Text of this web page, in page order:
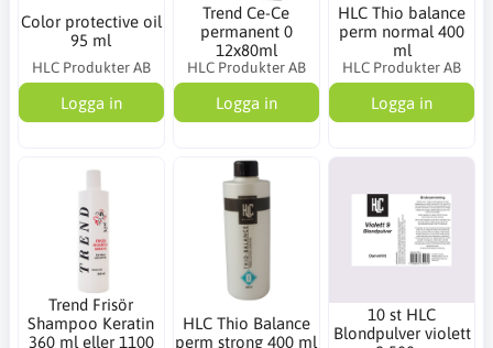
Color protective oil
95 ml
HLC Produkter AB
Logga in
Trend Ce-Ce
permanent 0
12x80ml
HLC Produkter AB
Logga in
HLC Thio balance
perm normal 400
ml
HLC Produkter AB
Logga in
Trend Frisör
Shampoo Keratin
360 ml eller 1100
HLC Thio Balance
perm strong 400 ml
10 st HLC
Blondpulver violett